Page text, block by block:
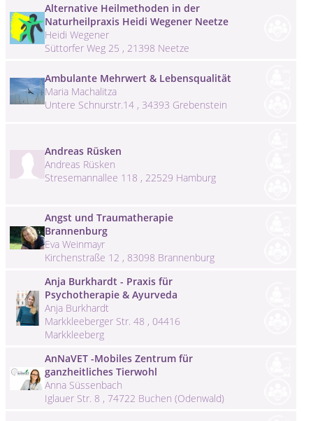
Alternative Heilmethoden in der
Naturheilpraxis Heidi Wegener Neetze
Heidi Wegener
Süttorfer Weg 25 , 21398 Neetze
Ambulante Mehrwert & Lebensqualität
Maria Machalitza
Untere Schnurstr.14 , 34393 Grebenstein
Andreas Rüsken
Andreas Rüsken
Stresemannallee 118 , 22529 Hamburg
Angst und Traumatherapie
Brannenburg
Eva Weinmayr
Kirchenstraße 12 , 83098 Brannenburg
Anja Burkhardt - Praxis für
Psychotherapie & Ayurveda
Anja Burkhardt
Markkleeberger Str. 48 , 04416
Markkleeberg
AnNaVET -Mobiles Zentrum für
ganzheitliches Tierwohl
Anna Süssenbach
Iglauer Str. 8 , 74722 Buchen (Odenwald)